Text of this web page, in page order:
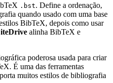
.bst. Define a ordenação,
quando usado com uma base
BibTeX, depois como usar
alinha BibTeX e
poderosa usada para criar
É uma das ferramentas
muitos estilos de bibliografia